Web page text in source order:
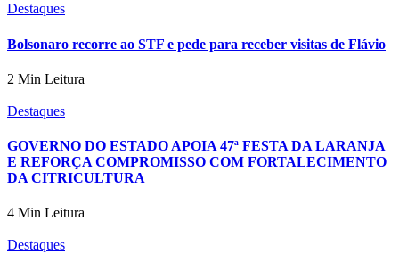
Destaques
Bolsonaro recorre ao STF e pede para receber visitas de Flávio
2 Min Leitura
Destaques
GOVERNO DO ESTADO APOIA 47ª FESTA DA LARANJA
E REFORÇA COMPROMISSO COM FORTALECIMENTO
DA CITRICULTURA
4 Min Leitura
Destaques